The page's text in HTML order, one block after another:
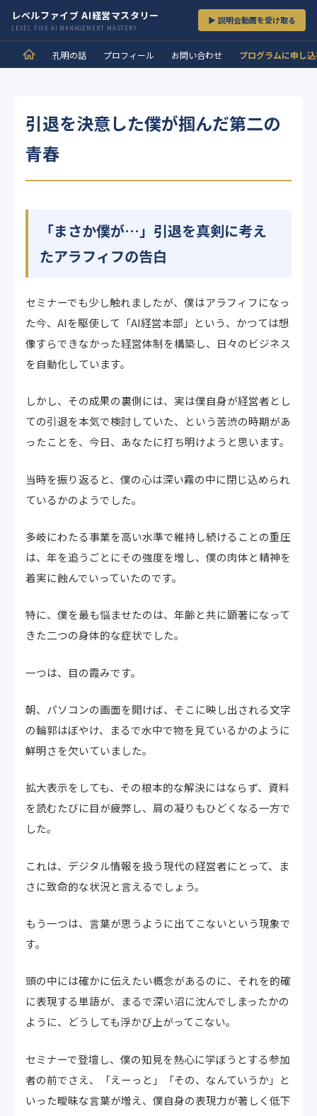
レベルファイブ AI経営マスタリー
LEVEL FIVE AI MANAGEMENT MASTERY
▶ 説明会動画を受け取る
孔明の話 プロフィール お問い合わせ プログラムに申し
引退を決意した僕が掴んだ第二の
青春
「まさか僕が…」引退を真剣に考え
たアラフィフの告白
セミナーでも少し触れましたが、僕はアラフィフになっ
た今、AIを駆使して「AI経営本部」という、かつては想
像すらできなかった経営体制を構築し、日々のビジネス
を自動化しています。
しかし、その成果の裏側には、実は僕自身が経営者とし
ての引退を本気で検討していた、という苦渋の時期があ
ったことを、今日、あなたに打ち明けようと思います。
当時を振り返ると、僕の心は深い霧の中に閉じ込められ
ているかのようでした。
多岐にわたる事業を高い水準で維持し続けることの重圧
は、年を追うごとにその強度を増し、僕の肉体と精神を
着実に蝕んでいっていたのです。
特に、僕を最も悩ませたのは、年齢と共に顕著になって
きた二つの身体的な症状でした。
一つは、目の霞みです。
朝、パソコンの画面を開けば、そこに映し出される文字
の輪郭はぼやけ、まるで水中で物を見ているかのように
鮮明さを欠いていました。
拡大表示をしても、その根本的な解決にはならず、資料
を読むたびに目が疲弊し、肩の凝りもひどくなる一方で
した。
これは、デジタル情報を扱う現代の経営者にとって、ま
さに致命的な状況と言えるでしょう。
もう一つは、言葉が思うように出てこないという現象で
す。
頭の中には確かに伝えたい概念があるのに、それを的確
に表現する単語が、まるで深い沼に沈んでしまったかの
ように、どうしても浮かび上がってこない。
セミナーで登壇し、僕の知見を熱心に学ぼうとする参加
者の前でさえ、「えーっと」「その、なんていうか」と
いった曖昧な言葉が増え、僕自身の表現力が著しく低下